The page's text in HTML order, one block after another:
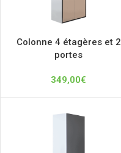
Colonne 4 étagères et 2
portes
349,00€